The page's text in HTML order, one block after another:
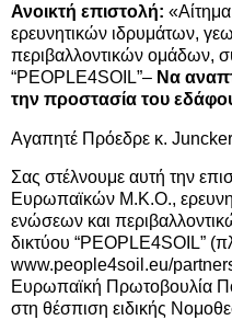
Ανοικτή επιστολή:
ερευνητικών ιδρυμάτων,
περιβαλλοντικών ομάδων,
“PEOPLE4SOIL”– Να
την προστασία του
Αγαπητέ Πρόεδρε κ.
Σας στέλνουμε αυτή την
Ευρωπαϊκών Μ.Κ.Ο.,
ενώσεων και
δικτύου “PEOPLE4SOIL”
www.people4soil.eu/
Ευρωπαϊκή Πρωτοβουλία
στη θέσπιση ειδικής